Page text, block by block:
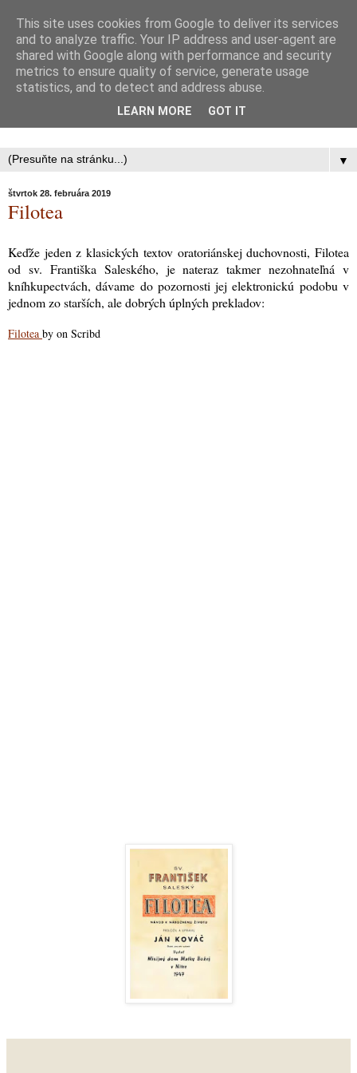
Oratórium svätého Filipa
Nériho
▼
štvrtok 28. februára 2019
Filotea
Keďže jeden z klasických textov oratoriánskej duchovnosti, Filotea
od sv. Františka Saleského, je nateraz takmer nezohnateľná v
kníhkupectvách, dávame do pozornosti jej elektronickú podobu v
jednom zo starších, ale dobrých úplných prekladov:
Filotea by on Scribd
This site uses cookies from Google to deliver its services
and to analyze traffic. Your IP address and user-agent are
shared with Google along with performance and security
metrics to ensure quality of service, generate usage
statistics, and to detect and address abuse.
LEARN MORE GOT IT